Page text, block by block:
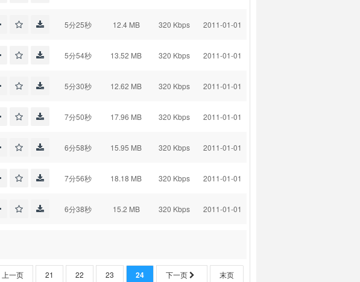
5分25秒 12.4 MB 320 Kbps 2011-01-01
5分54秒 13.52 MB 320 Kbps 2011-01-01
5分30秒 12.62 MB 320 Kbps 2011-01-01
7分50秒 17.96 MB 320 Kbps 2011-01-01
6分58秒 15.95 MB 320 Kbps 2011-01-01
7分56秒 18.18 MB 320 Kbps 2011-01-01
6分38秒 15.2 MB 320 Kbps 2011-01-01
上一页 21 22 23 24 下一页 末页